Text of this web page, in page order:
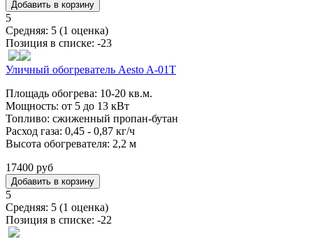
5
Средняя: 5 (1 оценка)
Позиция в списке: -23
Уличный обогреватель Aesto A-01T
Площадь обогрева: 10-20 кв.м.
Мощность: от 5 до 13 кВт
Топливо: сжиженный пропан-бутан
Расход газа: 0,45 - 0,87 кг/ч
Высота обогревателя: 2,2 м
17400 руб
5
Средняя: 5 (1 оценка)
Позиция в списке: -22